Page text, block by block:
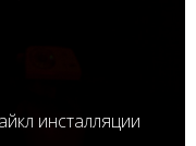
инсталляции